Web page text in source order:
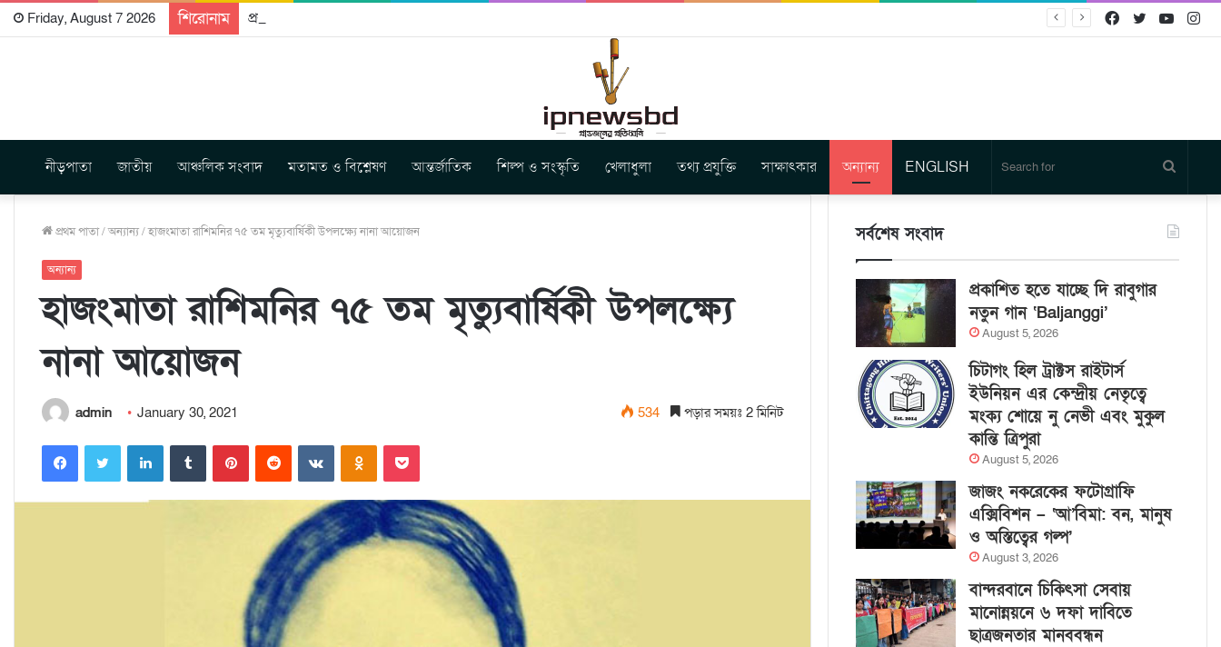
Friday, August 7 2026 শিরোনাম প্রকাশিত হতে যাচ্ছে দি রাবুগার নতুন গান ‘Baljanggi’ Twitter
Facebook
নীড়পাতা জাতীয় আঞ্চলিক সংবাদ মতামত ও বিশ্লেষণ আন্তর্জাতিক শিল্প ও সংস্কৃতি খেলাধুলা তথ্য প্রযুক্তি সাক্ষাৎকার অন্যান্য ENGLISH
for
প্রথম পাতা/অন্যান্য/হাজংমাতা রাশিমনির ৭৫ তম মৃত্যুবার্ষিকী উপলক্ষ্যে নানা আয়োজন
অন্যান্য
হাজংমাতা রাশিমনির ৭৫ তম মৃত্যুবার্ষিকী উপলক্ষ্যে
নানা আয়োজন
admin January 30, 2021 534 পড়ার সময়ঃ 2 মিনিট
সর্বশেষ সংবাদ
প্রকাশিত হতে যাচ্ছে দি রাবুগার
নতুন গান ‘Baljanggi’
August 5, 2026
চিটাগং হিল ট্রাক্টস রাইটার্স
ইউনিয়ন এর কেন্দ্রীয় নেতৃত্বে
মংক্য শোয়ে নু নেভী এবং মুকুল
কান্তি ত্রিপুরা
August 5, 2026
জাজং নকরেকের ফটোগ্রাফি
এক্সিবিশন – ‘আ’বিমা: বন, মানুষ
ও অস্তিত্বের গল্প’
August 3, 2026
বান্দরবানে চিকিৎসা সেবায়
মানোন্নয়নে ৬ দফা দাবিতে
ছাত্রজনতার মানববন্ধন